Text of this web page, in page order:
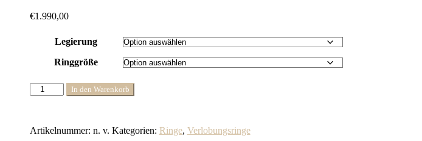
€1.990,00
Legierung
Ringgröße
Verlobungsring
585Gold
In den Warenkorb
Artikelnummer: n. v. Kategorien: Ringe, Verlobungsringe